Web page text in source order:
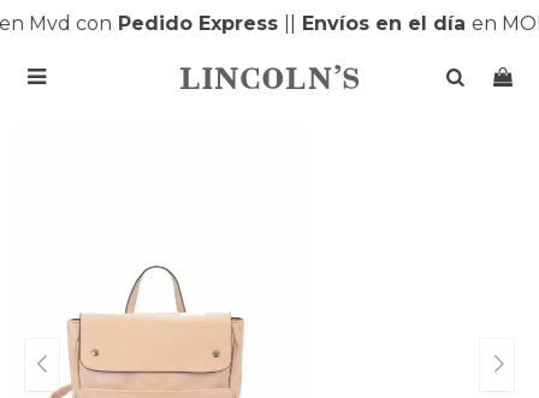
Mvd conPedido Express| Envíos en el díaen
